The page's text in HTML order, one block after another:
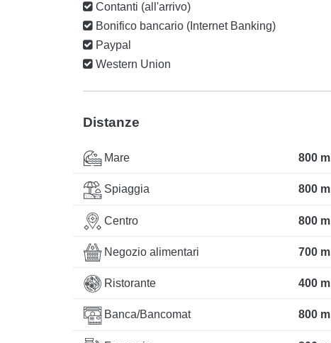
Contanti (all'arrivo)
Bonifico bancario (Internet Banking)
Paypal
Western Union
Distanze
Mare 800 m
Spiaggia 800 m
Centro 800 m
Negozio alimentari 700 m
Ristorante 400 m
Banca/Bancomat 800 m